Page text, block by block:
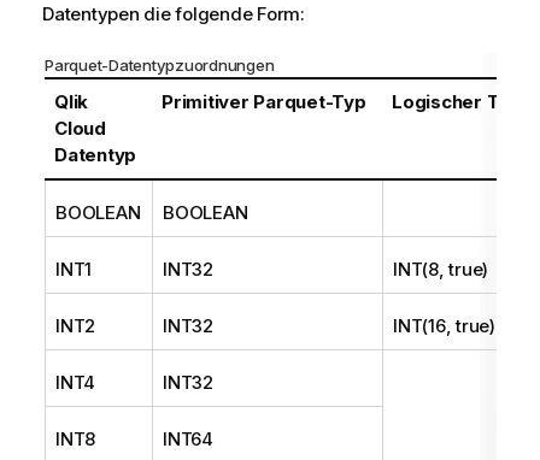
Datentypen die folgende Form:
Parquet-Datentypzuordnungen
Qlik
Cloud
Datentyp
Primitiver Parquet-Typ Logischer Typ
BOOLEAN BOOLEAN
INT1 INT32 INT(8, true)
INT2 INT32 INT(16, true)
INT4 INT32
INT8 INT64